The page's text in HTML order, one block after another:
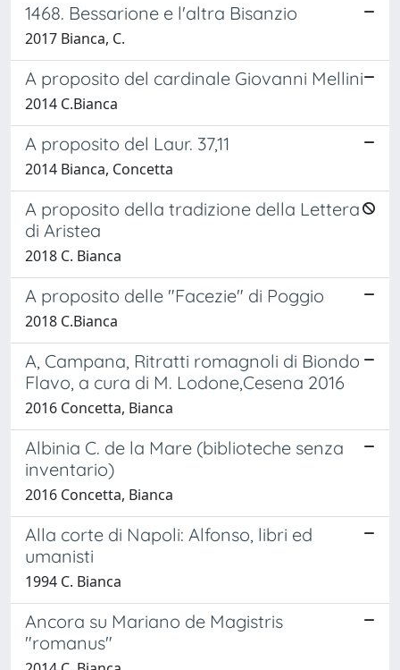
1468. Bessarione e l'altra Bisanzio
2017 Bianca, C.
A proposito del cardinale Giovanni Mellini
2014 C.Bianca
A proposito del Laur. 37,11
2014 Bianca, Concetta
A proposito della tradizione della Lettera
di Aristea
2018 C. Bianca
A proposito delle "Facezie" di Poggio
2018 C.Bianca
A, Campana, Ritratti romagnoli di Biondo
Flavo, a cura di M. Lodone,Cesena 2016
2016 Concetta, Bianca
Albinia C. de la Mare (biblioteche senza
inventario)
2016 Concetta, Bianca
Alla corte di Napoli: Alfonso, libri ed
umanisti
1994 C. Bianca
Ancora su Mariano de Magistris
"romanus"